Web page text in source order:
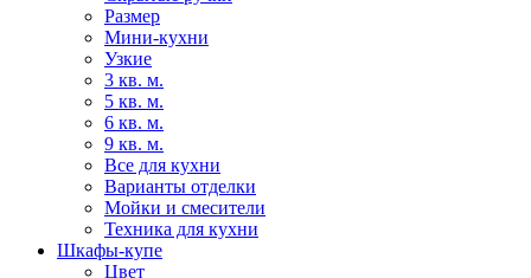
Размер
Мини-кухни
Узкие
3 кв. м.
5 кв. м.
6 кв. м.
9 кв. м.
Все для кухни
Варианты отделки
Мойки и смесители
Техника для кухни
Шкафы-купе
Цвет